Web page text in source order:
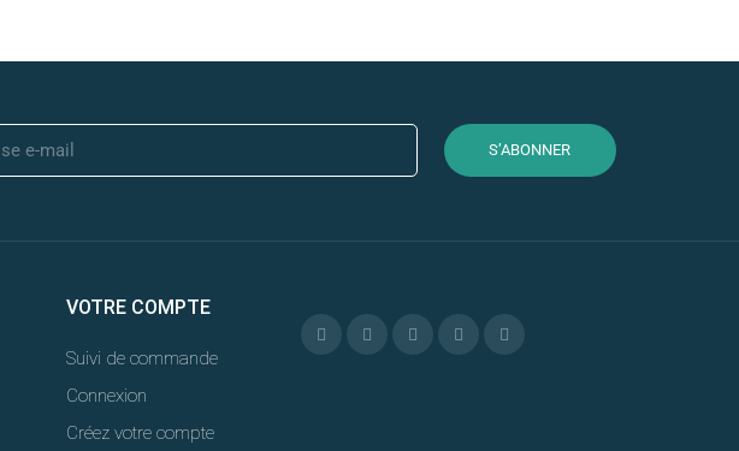
S’ABONNER
VOTRE COMPTE
Suivi de commande
Connexion
Créez votre compte